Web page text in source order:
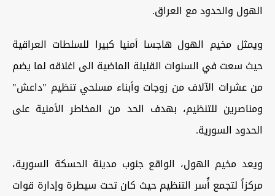
الهول والحدود مع العراق.
ويمثل مخيم الهول هاجسا أمنيا كبيرا للسلطات العراقية
حيث سعت في السنوات القليلة الماضية الى اغلاقه لما يضم
من عشرات الآلاف من زوجات وأبناء مسلحي تنظيم "داعش"
ومناصرين للتنظيم، بهدف الحد من المخاطر الأمنية على
الحدود السورية.
ويعد مخيم الهول، الواقع جنوب مدينة الحسكة السورية،
مركزاً لتجمع أُسر التنظيم حيث كان تحت سيطرة وإدارة قوات